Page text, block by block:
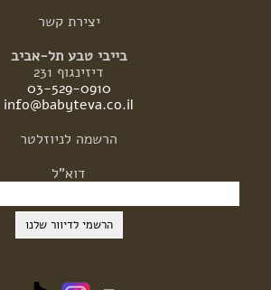
יצירת קשר
בייבי טבע תל-אביב
דיזינגוף 231
03-529-0910
info@babyteva.co.il
הרשמה לניוזלטר
דוא"ל